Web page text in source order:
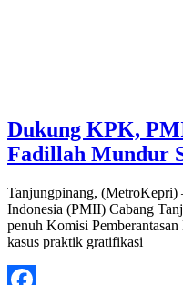
Dukung KPK,
Fadillah Mundur
Tanjungpinang, (MetroKepri)
Indonesia (PMII) Cabang
penuh Komisi
kasus praktik gratifikasi